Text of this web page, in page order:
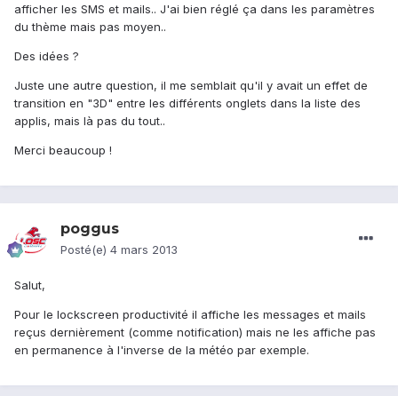
afficher les SMS et mails.. J'ai bien réglé ça dans les paramètres
du thème mais pas moyen..
Des idées ?
Juste une autre question, il me semblait qu'il y avait un effet de
transition en "3D" entre les différents onglets dans la liste des
applis, mais là pas du tout..
Merci beaucoup !
poggus
Posté(e) 4 mars 2013
Salut,
Pour le lockscreen productivité il affiche les messages et mails
reçus dernièrement (comme notification) mais ne les affiche pas
en permanence à l'inverse de la météo par exemple.